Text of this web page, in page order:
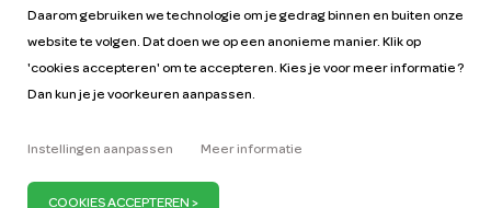
Autohandleidingen
Sleutelfiguren
Vacatures
Daarom gebruiken we technologie om je gedrag binnen en buiten onze
website te volgen. Dat doen we op een anonieme manier. Klik op
'cookies accepteren' om te accepteren. Kies je voor meer informatie ?
Dan kun je je voorkeuren aanpassen.
Instellingen aanpassen Meer informatie